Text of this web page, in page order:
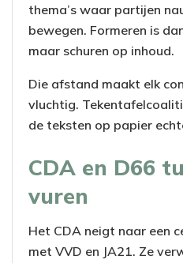
thema’s waar partijen
bewegen. Formeren is
maar schuren op inhoud.
Die afstand maakt elk
vluchtig.
de teksten op papier
CDA en D66
vuren
Het CDA neigt naar een
met VVD en JA21. Ze